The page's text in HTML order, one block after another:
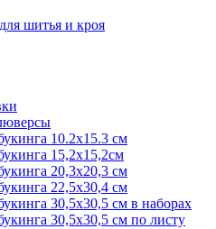
шитья и кроя
10.2х15.3 см
15,2х15,2см
20,3х20,3 см
22,5х30,4 см
30,5х30,5 см в наборах
30,5х30,5 см по листу